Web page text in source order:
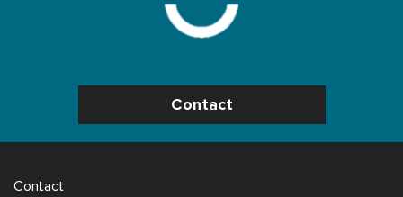
Contact
Contact